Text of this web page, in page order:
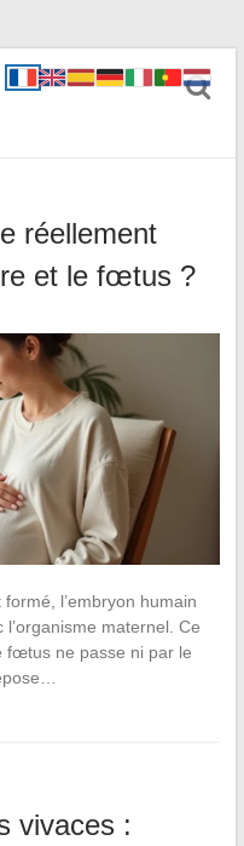
réellement
et le fœtus ?
l’embryon humain
maternel. Ce
fœtus ne passe ni par le
vivaces :